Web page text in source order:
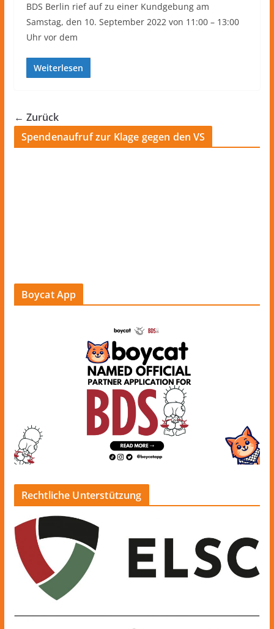
BDS Berlin rief auf zu einer Kundgebung am
Samstag, den 10. September 2022 von 11:00 – 13:00
Uhr vor dem
Weiterlesen
← Zurück
Spendenaufruf zur Klage gegen den VS
Boycat App
Rechtliche Unterstützung